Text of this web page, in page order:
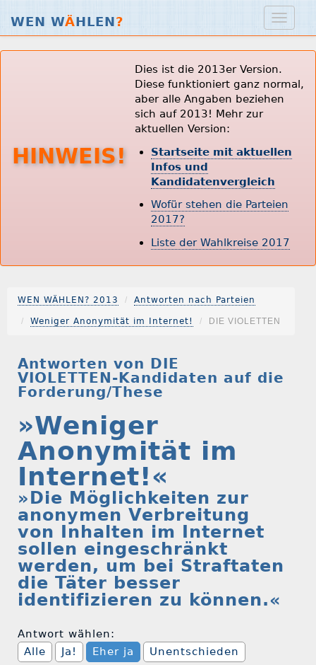
WEN WÄHLEN?
HINWEIS!
Dies ist die 2013er Version.
Diese funktioniert ganz normal,
aber alle Angaben beziehen
sich auf 2013! Mehr zur
aktuellen Version:
Startseite mit aktuellen
Infos und
Kandidatenvergleich
Wofür stehen die Parteien
2017?
Liste der Wahlkreise 2017
WEN WÄHLEN? 2013 Antworten nach Parteien
Weniger Anonymität im Internet! DIE VIOLETTEN
Antworten von DIE
VIOLETTEN-Kandidaten auf die
Forderung/These
»Weniger
Anonymität im
Internet!«
»Die Möglichkeiten zur
anonymen Verbreitung
von Inhalten im Internet
sollen eingeschränkt
werden, um bei Straftaten
die Täter besser
identifizieren zu können.«
Antwort wählen:
Alle
Ja! Eher ja Unentschieden